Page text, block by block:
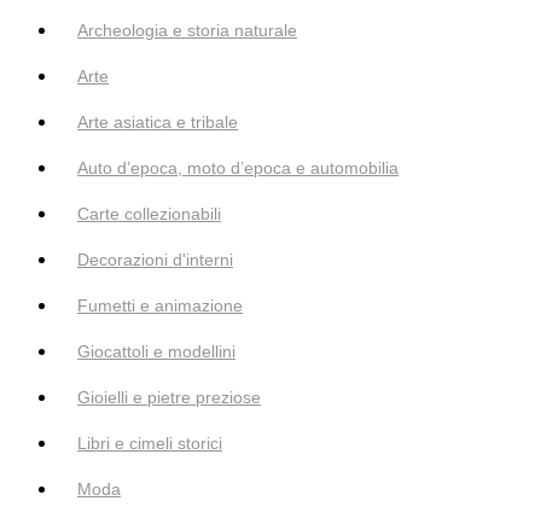
Archeologia e storia naturale
Arte
Arte asiatica e tribale
Auto d’epoca, moto d’epoca e automobilia
Carte collezionabili
Decorazioni d'interni
Fumetti e animazione
Giocattoli e modellini
Gioielli e pietre preziose
Libri e cimeli storici
Moda